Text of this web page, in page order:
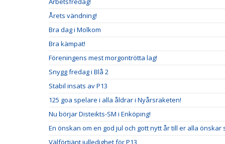
Årets vändning!
Bra dag i Molkom
Bra kämpat!
Föreningens mest morgontrötta lag!
Snygg fredag i Blå 2
Stabil insats av P13
125 goa spelare i alla åldrar i Nyårsraketen!
Nu börjar Disteikts-SM i Enköping!
En önskan om en god jul och gott nytt år till er alla önskar
Välförtjänt julledighet för P13